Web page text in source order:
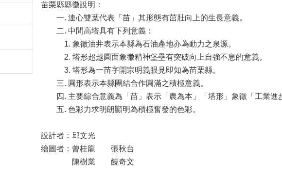
苗栗縣縣徽說明：
一. 連心雙葉代表「苗」其形態有茁壯向上的生長意義。
二. 中間高塔具有下列意義：
1. 象徵油井表示本縣為石油產地亦為動力之泉源。
2. 塔形超越圓面象徵精神堡壘有突破向上自強不息的意義。
3. 塔形為一苗字開宗明義眼見即知為苗栗縣。
三. 圓形表示本縣團結合作圓滿之積極意義。
四. 主要綜合意義為「苗」表示「農為本」「塔形」象徵「工業進
五. 色彩力求明朗顯明為積極奮發的色彩。
設計者：邱文光
繪圖者：曾桂龍 張秋台
陳樹業 饒奇文